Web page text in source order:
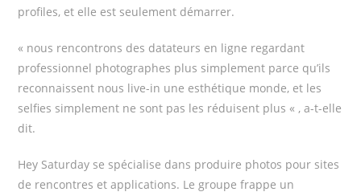
profiles, et elle est seulement démarrer.
« nous rencontrons des datateurs en ligne regardant
professionnel photographes plus simplement parce qu’ils
reconnaissent nous live-in une esthétique monde, et les
selfies simplement ne sont pas les réduisent plus « , a-t-elle
dit.
Hey Saturday se spécialise dans produire photos pour sites
de rencontres et applications. Le groupe frappe un